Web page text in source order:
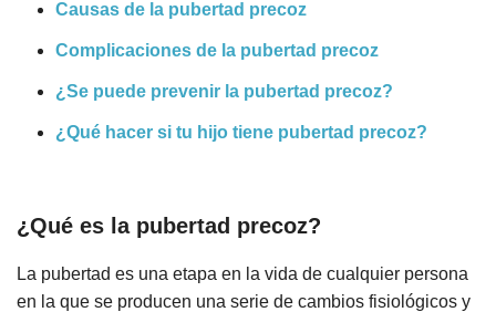
Causas de la pubertad precoz
Complicaciones de la pubertad precoz
¿Se puede prevenir la pubertad precoz?
¿Qué hacer si tu hijo tiene pubertad precoz?
¿Qué es la pubertad precoz?
La pubertad es una etapa en la vida de cualquier persona
en la que se producen una serie de cambios fisiológicos y